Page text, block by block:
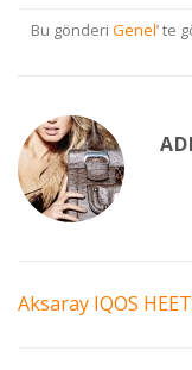
Bu gönderi Genel’ te
Aksaray IQOS